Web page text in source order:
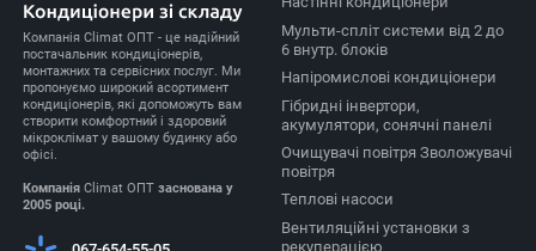
Компанія Climat ОПТ - це надійний
постачальник кондиціонерів,
монтажних та сервісних послуг. Ми
пропонуємо широкий асортимент
кондиціонерів, які допоможуть вам
створити комфортний і здоровий
мікроклімат у вашому будинку або
офісі.
Компанія Climat ОПТзаснована у
2005 році.
Мульти-спліт системи від 2 до
6 внутр. блоків
Напіромислові кондиціонери
Гібридні інвертори,
акумулятори, сонячні панелі
Очищувачі повітря Зволожувачі
повітря
Теплові насоси
Вентиляційні установки з
рекуперацією